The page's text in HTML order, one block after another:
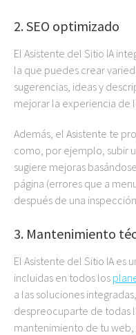
2. SEO optimizado
El Asistente del Sitio IA
la que puedes crear
sugerencias, ideas y
mejorar la experiencia de
Además, el Asistente te
como, por ejemplo, subir
sugiere mejoras
página (errores que a
después de una
3. Mantenimiento
El Asistente del Sitio IA es
incluidas en todos los
a las soluciones
despreocuparte de todas
mantenimiento de tu